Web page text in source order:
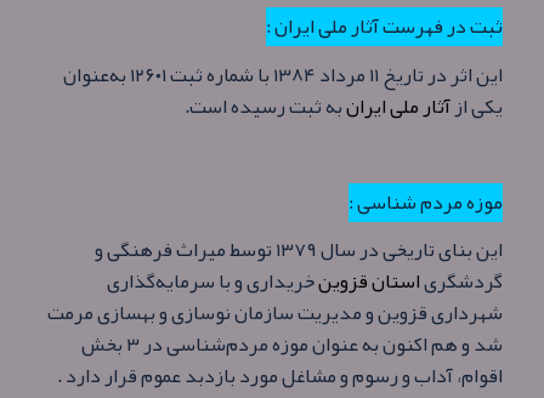
ثبت در فهرست آثار ملی ایران :
این اثر در تاریخ ۱۱ مرداد ۱۳۸۴ با شماره ثبت ۱۲۶۰۱ به‌عنوان
یکی ازآثار ملی ایرانبه ثبت رسیده است.
موزه مردم شناسی :
این بنای تاریخی در سال ۱۳۷۹ توسط میراث فرهنگی و
گردشگریاستان قزوینخریداری و با سرمایه‌گذاری
شهرداری قزوین و مدیریت سازمان نوسازی و بهسازی مرمت
شد و هم‌ اکنون به عنوان موزه مردم‌شناسی در ۳ بخش
اقوام، آداب و رسوم و مشاغل مورد بازدبد عموم قرار دارد .